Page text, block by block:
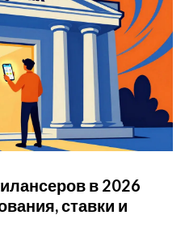
в 2026
ставки и